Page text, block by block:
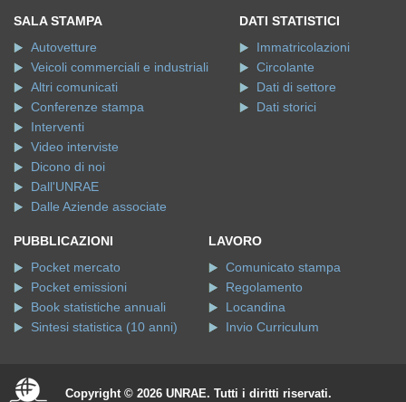
SALA STAMPA
Autovetture
Veicoli commerciali e industriali
Altri comunicati
Conferenze stampa
Interventi
Video interviste
Dicono di noi
Dall'UNRAE
Dalle Aziende associate
DATI STATISTICI
Immatricolazioni
Circolante
Dati di settore
Dati storici
PUBBLICAZIONI
Pocket mercato
Pocket emissioni
Book statistiche annuali
Sintesi statistica (10 anni)
LAVORO
Comunicato stampa
Regolamento
Locandina
Invio Curriculum
Copyright © 2026 UNRAE. Tutti i diritti riservati.